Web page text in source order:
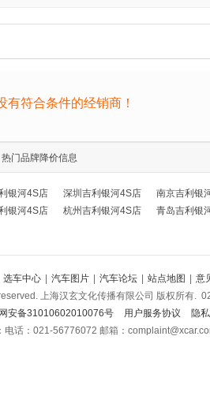
有符合条件的经销商！
热门品牌降价信息
银河4S店 深圳吉利银河4S店 南京吉利银
银河4S店 杭州吉利银河4S店 青岛吉利银
选车中心 | 汽车图片 | 汽车论坛 | 站点地图 | 意
上海汉玄文化传播有限公司 版权所有.
安备31010602010076号 用户服务协议
隐
电话：021-56776072 邮箱：